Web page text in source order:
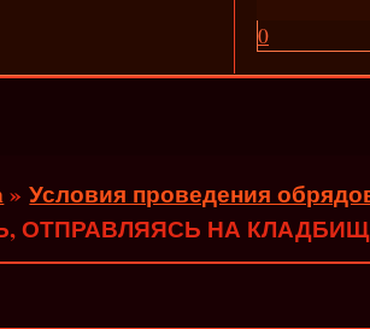
0
»Условия проведения
ОТПРАВЛЯЯСЬ НА